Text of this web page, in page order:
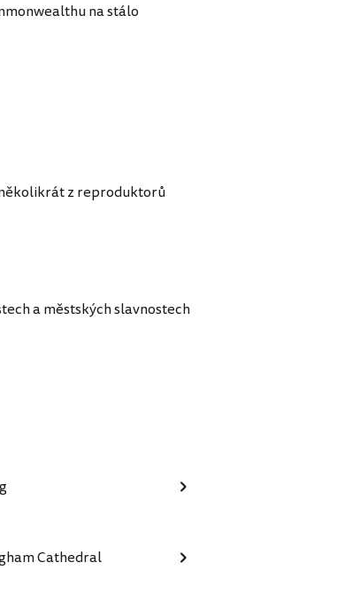
na stálo
několikrát z reproduktorů
a městských slavnostech
Cathedral